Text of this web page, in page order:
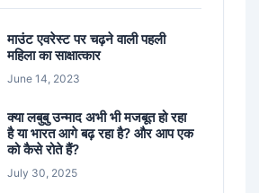
माउंट एवरेस्ट पर चढ़ने वाली पहली
महिला का साक्षात्कार
June 14, 2023
क्या लबुबु उन्माद अभी भी मजबूत हो रहा
है या भारत आगे बढ़ रहा है? और आप एक
को कैसे रोते हैं?
July 30, 2025